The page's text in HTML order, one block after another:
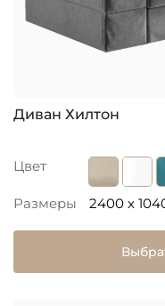
Диван Хилтон
Цвет
Размеры 2400 x